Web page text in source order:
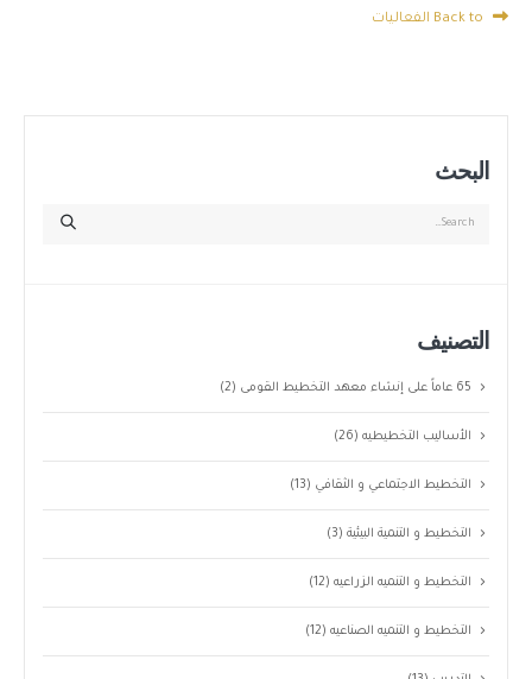
البحث
التصنيف
65 عاماً على إنشاء معهد التخطيط القومى (2)
الأساليب التخطيطيه(26)
التخطيط الاجتماعي و الثقافي (13)
التخطيط و التنمية البيئية(3)
التخطيط و التنميه الزراعيه(12)
التخطيط و التنميه الصناعيه(12)